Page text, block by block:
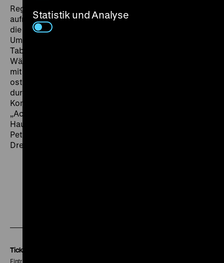
Regisseur Roland Gräf gehörte nicht zu den
aufmüpfigen DDR-Künstlern, an den Protesten gegen
die Biermann-Ausbürgerung beteiligte er sich nicht.
Umso überraschender war es, dass sein Film das
Tabu-Thema der Flucht aus der DDR ansprach.
Während
mit dem Hauptpreis prämiert wurde, konnten sich
ostdeutsche Kritiker nicht zu vorbehaltlosem Lob
durchringen. Gräf wurde eine „Privatisierung“ des
Konflikts vorgeworfen, auch von einem unnötigen
„Action-Charakter“ der Handlung war die Rede.
Hauptdarsteller Armin Mueller-Stahl, der die Biermann-
Petition unterzeichnet hatte, stellte während der
Dreharbeiten zu
Tickets
Eintritt 5 €
Statistik und Analyse